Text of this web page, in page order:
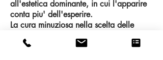
all'estetica dominante, in cui l'apparire
conta piu' dell'esperire.
La cura minuziosa nella scelta delle
coloritura, gli stessi inserimenti delle